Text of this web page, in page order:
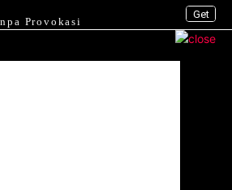
Get
Provokasi